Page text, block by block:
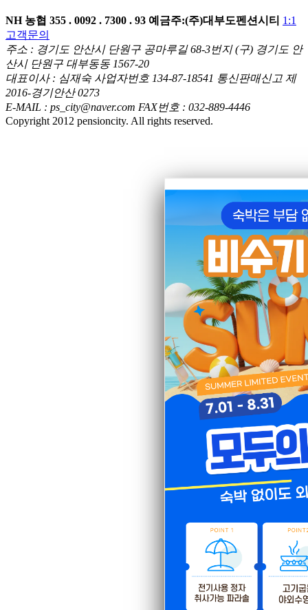
NH 농협 355 . 0092 . 7300 . 93 예금주:(주)대부도펜션시티 1:1
고객문의
주소 : 경기도 안산시 단원구 공마루길 68-3번지 (구) 경기도 안
산시 단원구 대부동동 1567-20
대표이사 : 심재숙 사업자번호 134-87-18541 통신판매신고 제
2016-경기안산 0273
E-MAIL : ps_city@naver.com FAX번호 : 032-889-4446
Copyright 2012 pensioncity. All rights reserved.